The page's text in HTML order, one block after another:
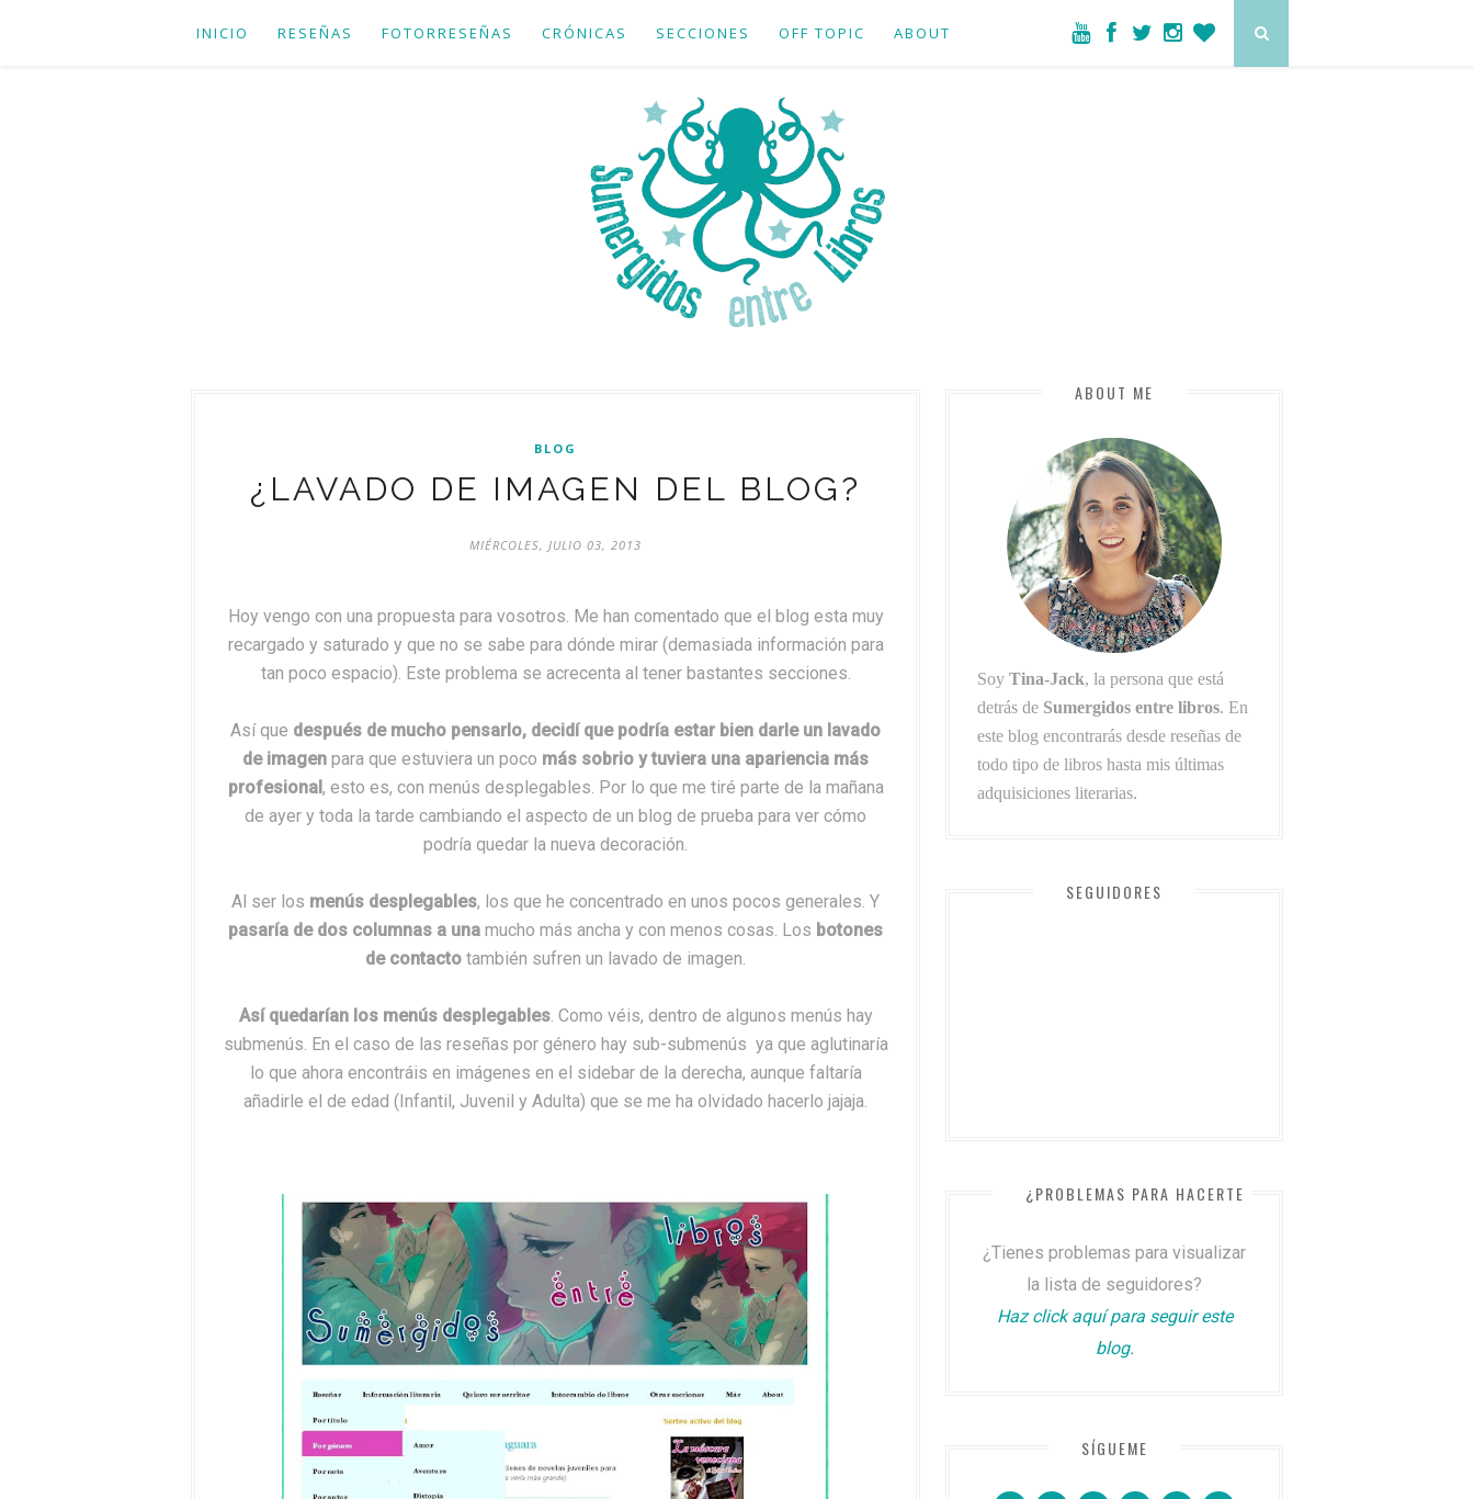
INICIO RESEÑAS FOTORRESEÑAS CRÓNICAS SECCIONES OFF TOPIC ABOUT
BLOG
¿LAVADO DE IMAGEN DEL BLOG?
MIÉRCOLES, JULIO 03, 2013
Hoy vengo con una propuesta para vosotros. Me han comentado que el blog esta muy
recargado y saturado y que no se sabe para dónde mirar (demasiada información para
tan poco espacio). Este problema se acrecenta al tener bastantes secciones.
Así que después de mucho pensarlo, decidí que podría estar bien darle un lavado
de imagen para que estuviera un poco más sobrio y tuviera una apariencia más
profesional, esto es, con menús desplegables. Por lo que me tiré parte de la mañana
de ayer y toda la tarde cambiando el aspecto de un blog de prueba para ver cómo
podría quedar la nueva decoración.
Al ser los menús desplegables, los que he concentrado en unos pocos generales. Y
pasaría de dos columnas a una mucho más ancha y con menos cosas. Los botones
de contacto también sufren un lavado de imagen.
Así quedarían los menús desplegables. Como véis, dentro de algunos menús hay
submenús. En el caso de las reseñas por género hay sub-submenús ya que aglutinaría
lo que ahora encontráis en imágenes en el sidebar de la derecha, aunque faltaría
añadirle el de edad (Infantil, Juvenil y Adulta) que se me ha olvidado hacerlo jajaja.
ABOUT ME
Soy Tina-Jack, la persona que está
detrás de Sumergidos entre libros. En
este blog encontrarás desde reseñas de
todo tipo de libros hasta mis últimas
adquisiciones literarias.
SEGUIDORES
¿PROBLEMAS PARA HACERTE SEGUIDOR?
¿Tienes problemas para visualizar
la lista de seguidores?
Haz click aquí para seguir este
blog.
SÍGUEME